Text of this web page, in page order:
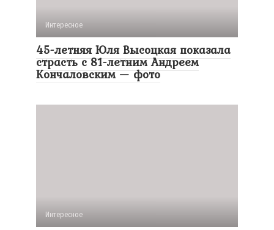
Интересное
45-летняя Юля Высоцкая показала
страсть с 81-летним Андреем
Кончаловским — фото
Интересное